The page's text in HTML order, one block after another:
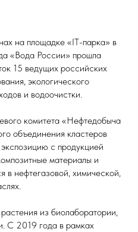
на площадке «IT-парка» в
«Вода России» прошла
15 ведущих российских
экологического
и водоочистки.
комитета «Нефтедобыча
объединения кластеров
с продукцией
материалы и
в нефтегазовой, химической,
из биолаборатории,
С 2019 года в рамках